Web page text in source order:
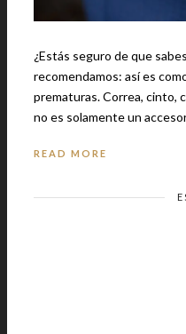
¿Estás seguro de que sabes
recomendamos: así es
prematuras. Correa, cinto, cincho o simplemente cinturón
no es solamente un
READ MORE